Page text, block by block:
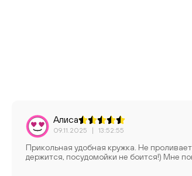
Алиса
09.11.2025 13:52:55
Прикольная удобная кружка. Не
держится, посудомойки не боится!) Мне